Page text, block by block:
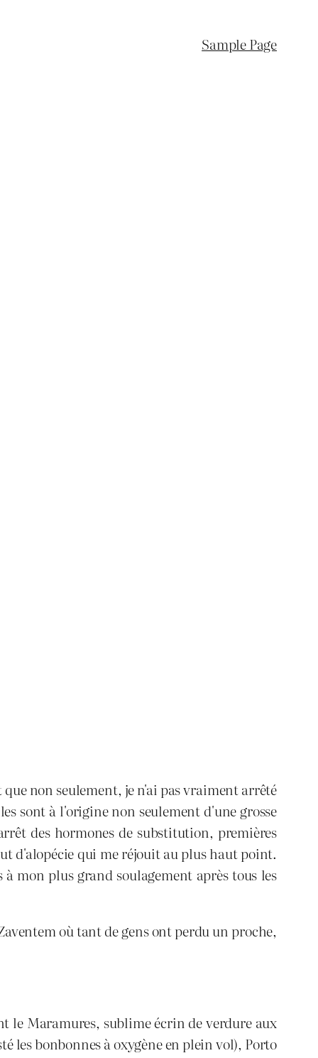
Sample Page
non seulement, je n'ai pas vraiment arrêté
sont à l'origine non seulement d'une grosse
des hormones de substitution, premières
d'alopécie qui me réjouit au plus haut point.
mon plus grand soulagement après tous les
où tant de gens ont perdu un proche,
le Maramures, sublime écrin de verdure aux
les bonbonnes à oxygène en plein vol), Porto